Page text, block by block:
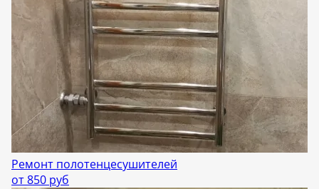
Ремонт полотенцесушителей
от 850 руб